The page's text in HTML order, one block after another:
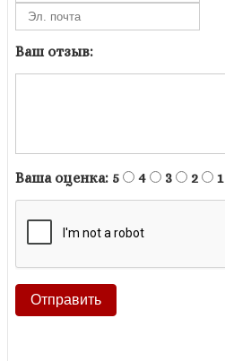
Ваш отзыв:
Ваша оценка: 5 4 3 2 1